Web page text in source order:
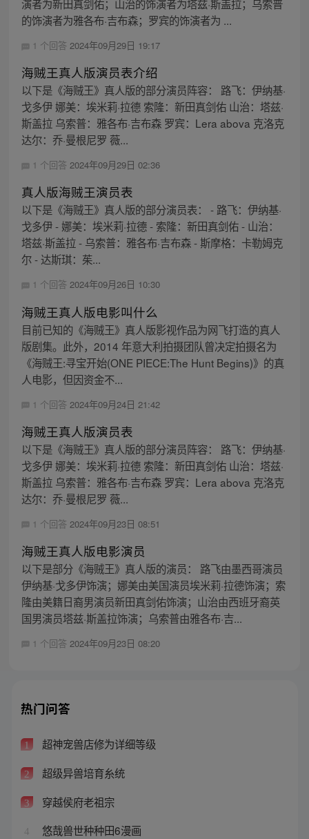
演者为新田真剑佑；山治的饰演者为塔兹·斯盖拉；乌索普
的饰演者为雅各布·吉布森；罗宾的饰演者为 ...
1 个回答 2024年09月29日 19:17
海贼王真人版演员表介绍
以下是《海贼王》真人版的部分演员阵容： 路飞：伊纳基·
戈多伊 娜美：埃米莉·拉德 索隆：新田真剑佑 山治：塔兹·
斯盖拉 乌索普：雅各布·吉布森 罗宾：Lera abova 克洛克
达尔：乔·曼根尼罗 薇...
1 个回答 2024年09月29日 02:36
真人版海贼王演员表
以下是《海贼王》真人版的部分演员表： - 路飞：伊纳基·
戈多伊 - 娜美：埃米莉·拉德 - 索隆：新田真剑佑 - 山治：
塔兹·斯盖拉 - 乌索普：雅各布·吉布森 - 斯摩格：卡勒姆克
尔 - 达斯琪：茱...
1 个回答 2024年09月26日 10:30
海贼王真人版电影叫什么
目前已知的《海贼王》真人版影视作品为网飞打造的真人
版剧集。此外，2014 年意大利拍摄团队曾决定拍摄名为
《海贼王:寻宝开始(ONE PIECE:The Hunt Begins)》的真
人电影，但因资金不...
1 个回答 2024年09月24日 21:42
海贼王真人版演员表
以下是《海贼王》真人版的部分演员阵容： 路飞：伊纳基·
戈多伊 娜美：埃米莉·拉德 索隆：新田真剑佑 山治：塔兹·
斯盖拉 乌索普：雅各布·吉布森 罗宾：Lera abova 克洛克
达尔：乔·曼根尼罗 薇...
1 个回答 2024年09月23日 08:51
海贼王真人版电影演员
以下是部分《海贼王》真人版的演员： 路飞由墨西哥演员
伊纳基·戈多伊饰演；娜美由美国演员埃米莉·拉德饰演；索
隆由美籍日裔男演员新田真剑佑饰演；山治由西班牙裔英
国男演员塔兹·斯盖拉饰演；乌索普由雅各布·吉...
1 个回答 2024年09月23日 08:20
热门问答
1 超神宠兽店修为详细等级
2 超级异兽培育糸统
3 穿越侯府老祖宗
4 悠哉兽世种种田6漫画